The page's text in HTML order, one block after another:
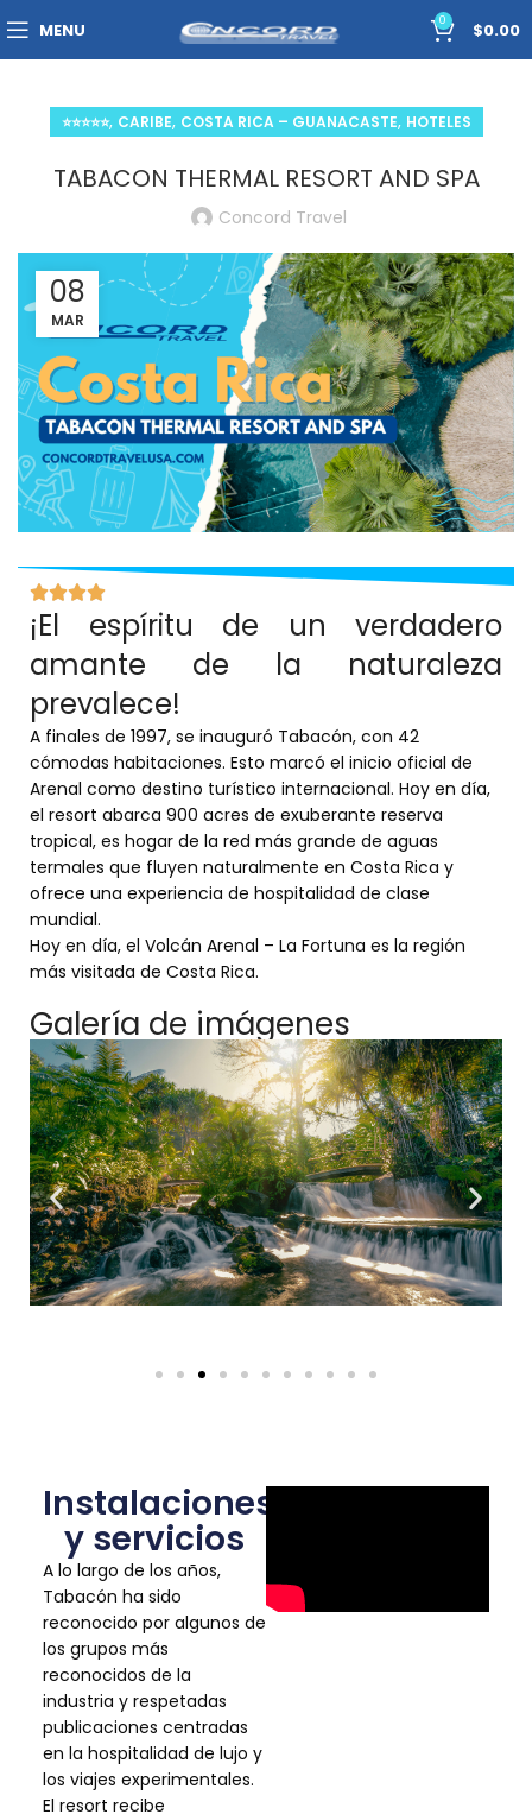
MENU 0 $0.00
⭐⭐⭐⭐⭐, CARIBE, COSTA RICA – GUANACASTE, HOTELES
TABACON THERMAL RESORT AND SPA
Concord Travel
08
MAR
¡El espíritu de un verdadero
amante de la naturaleza
prevalece!
A finales de 1997, se inauguró Tabacón, con 42
cómodas habitaciones. Esto marcó el inicio oficial de
Arenal como destino turístico internacional. Hoy en día,
el resort abarca 900 acres de exuberante reserva
tropical, es hogar de la red más grande de aguas
termales que fluyen naturalmente en Costa Rica y
ofrece una experiencia de hospitalidad de clase
mundial.
Hoy en día, el Volcán Arenal – La Fortuna es la región
más visitada de Costa Rica.
Galería de imágenes
Instalaciones
y servicios
A lo largo de los años,
Tabacón ha sido
reconocido por algunos de
los grupos más
reconocidos de la
industria y respetadas
publicaciones centradas
en la hospitalidad de lujo y
los viajes experimentales.
El resort recibe